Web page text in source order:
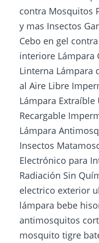
contra Mosquitos
y mas Insectos
Cebo en gel
interiore Lámpara
Linterna Lámpara
al Aire Libre
Lámpara Extraíble
Recargable
Lámpara
Insectos
Electrónico para
Radiación Sin
electrico exterior
lámpara bebe
antimosquitos
mosquito tigre